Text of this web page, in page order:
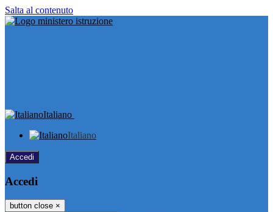
Salta al contenuto
Italiano
Italiano
Accedi
Accedi
button close ×